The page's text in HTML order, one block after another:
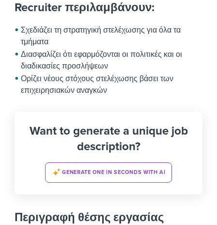
Recruiter περιλαμβάνουν:
Σχεδιάζει τη στρατηγική στελέχωσης για όλα τα
τμήματα
Διασφαλίζει ότι εφαρμόζονται οι πολιτικές και οι
διαδικασίες προσλήψεων
Ορίζει νέους στόχους στελέχωσης βάσει των
επιχειρησιακών αναγκών
Want to generate a unique job
description?
GENERATE ONE IN SECONDS WITH AI
Περιγραφή θέσης εργασίας